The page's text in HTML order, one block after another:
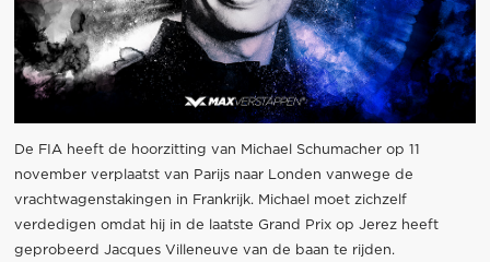
De FIA heeft de hoorzitting van Michael Schumacher op 11
november verplaatst van Parijs naar Londen vanwege de
vrachtwagenstakingen in Frankrijk. Michael moet zichzelf
verdedigen omdat hij in de laatste Grand Prix op Jerez heeft
geprobeerd Jacques Villeneuve van de baan te rijden.